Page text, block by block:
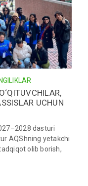
UCHUN
dasturi
AQShning yetakchi
olib borish,